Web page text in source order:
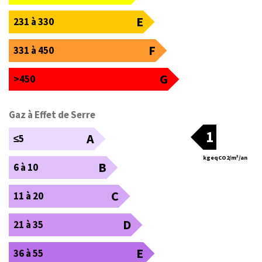
231 à 330 E
331 à 450 F
>450 G
1
kgeqCO2/m²/an
Gaz à Effet de Serre
≤5
A
6 à 10 B
11 à 20 C
21 à 35 D
36 à 55 E